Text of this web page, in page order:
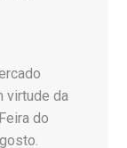
virtude da
do